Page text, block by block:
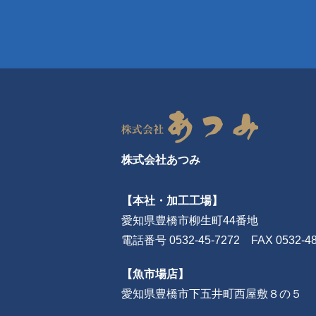
株式会社あつみ
【本社・加工工場】
愛知県豊橋市柳生町44番地
電話番号 0532-45-7272 FAX 0532-
【魚市場店】
愛知県豊橋市下五井町西屋敷８の５